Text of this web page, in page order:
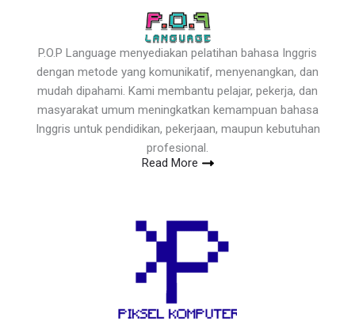
P.O.P Language menyediakan pelatihan bahasa Inggris
dengan metode yang komunikatif, menyenangkan, dan
mudah dipahami. Kami membantu pelajar, pekerja, dan
masyarakat umum meningkatkan kemampuan bahasa
Inggris untuk pendidikan, pekerjaan, maupun kebutuhan
profesional.
Read More